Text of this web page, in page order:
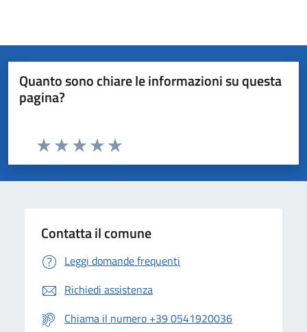
Quanto sono chiare le informazioni su questa
pagina?
Valuta da 1 a 5 stelle la pagina
Valuta 5 stelle su 5
Valuta 4 stelle su 5
Valuta 3 stelle su 5
Valuta 2 stelle su 5
Valuta 1 stelle su 5
Contatta il comune
Leggi domande frequenti
Richiedi assistenza
Chiama il numero +39 0541920036